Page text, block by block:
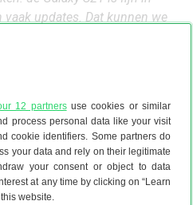
12 partnersuse cookies or similar
process personal data like your visit
cookie identifiers. Some partners do
your data and rely on their legitimate
your consent or object to data
at any time by clicking on “Learn
website.
updates. Dat kunnen we
de bescheiden
erg. De Galaxy S21 is een
je jaren mee vooruit kan en
hoofdprijs hoeft te betalen.
is er niet per se een reden om
een Galaxy S10 (of ouder),
moeite waard.